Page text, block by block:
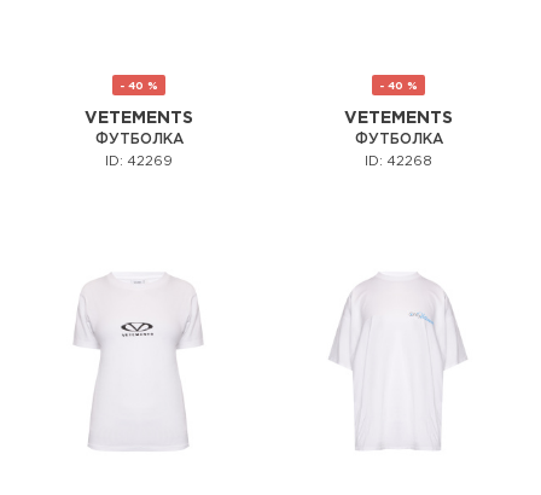
- 40 %
VETEMENTS
ФУТБОЛКА
ID: 42269
- 40 %
VETEMENTS
ФУТБОЛКА
ID: 42268